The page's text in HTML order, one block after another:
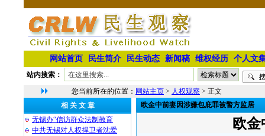
网站首页 民生简介 民生动态 新闻稿 维权经历 个人文
站内搜索：
您当前所在的位置： 网站主页 > 人权观察 > 正文
相 关 文 章
无锡办“信访群众法制教育
中共无锡对人权捍卫者沈爱
欧金中前妻因涉嫌包庇罪被警方监居
欧